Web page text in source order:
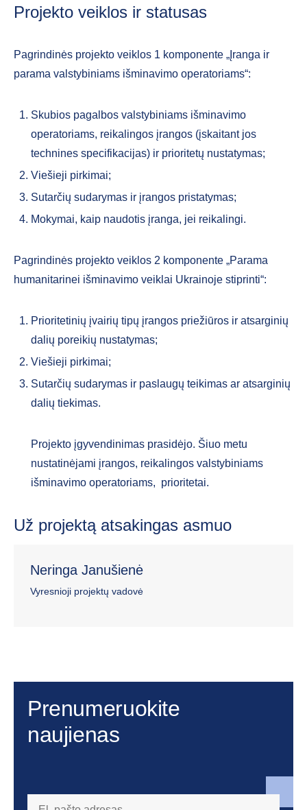
Projekto veiklos ir statusas
Pagrindinės projekto veiklos 1 komponente „Įranga ir
parama valstybiniams išminavimo operatoriams“:
Skubios pagalbos valstybiniams išminavimo
operatoriams, reikalingos įrangos (įskaitant jos
technines specifikacijas) ir prioritetų nustatymas;
Viešieji pirkimai;
Sutarčių sudarymas ir įrangos pristatymas;
Mokymai, kaip naudotis įranga, jei reikalingi.
Pagrindinės projekto veiklos 2 komponente „Parama
humanitarinei išminavimo veiklai Ukrainoje stiprinti“:
Prioritetinių įvairių tipų įrangos priežiūros ir atsarginių
dalių poreikių nustatymas;
Viešieji pirkimai;
Sutarčių sudarymas ir paslaugų teikimas ar atsarginių
dalių tiekimas.
Projekto įgyvendinimas prasidėjo. Šiuo metu
nustatinėjami įrangos, reikalingos valstybiniams
išminavimo operatoriams, prioritetai.
Už projektą atsakingas asmuo
Neringa Janušienė
Vyresnioji projektų vadovė
Prenumeruokite
naujienas